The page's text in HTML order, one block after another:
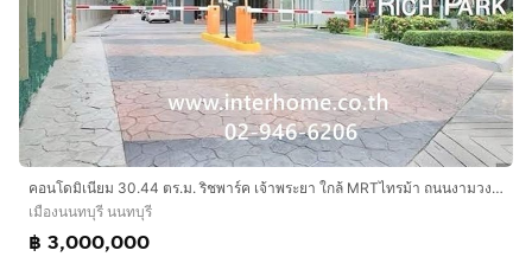
คอนโดมิเนียม 30.44 ตร.ม. ริชพาร์ค เจ้าพระยา ใกล้ MRTไทรม้า ถนนงามวงศ์วาน เมืองนนทบุรี นนทบุรี
เมืองนนทบุรี นนทบุรี
฿ 3,000,000